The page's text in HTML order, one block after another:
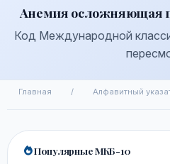
Анемия осложняющая
Код Международной
Главная / Алфавитный
Популярные МКБ-10